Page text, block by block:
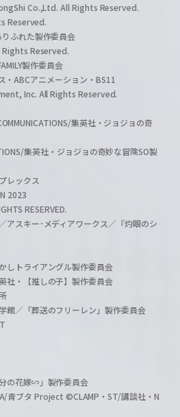
Co.,Ltd. All Rights Reserved.
Reserved.
ふれた製作委員会
Rights Reserved.
製作委員会
ABCアニメーション・BS11
Inc. All Rights Reserved.
集英社・ジョジョの奇
集英社・ジョジョの奇妙な冒険SO製
レックス
2023
RESERVED.
アスキー･メディアワークス／『灼眼のシ
しトライアングル製作委員会
・【推しの子】製作委員会
館／「葬送のフリーレン」製作委員会
の花嫁∽」製作委員会
青ブタ Project ©CLAMP・ST/講談社・N